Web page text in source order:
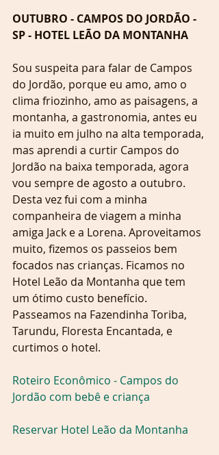
OUTUBRO - CAMPOS DO JORDÃO -
SP - HOTEL LEÃO DA MONTANHA
Sou suspeita para falar de Campos
do Jordão, porque eu amo, amo o
clima friozinho, amo as paisagens, a
montanha, a gastronomia, antes eu
ia muito em julho na alta temporada,
mas aprendi a curtir Campos do
Jordão na baixa temporada, agora
vou sempre de agosto a outubro.
Desta vez fui com a minha
companheira de viagem a minha
amiga Jack e a Lorena. Aproveitamos
muito, fizemos os passeios bem
focados nas crianças. Ficamos no
Hotel Leão da Montanha que tem
um ótimo custo benefício.
Passeamos na Fazendinha Toriba,
Tarundu, Floresta Encantada, e
curtimos o hotel.
Roteiro Econômico - Campos do
Jordão com bebê e criança
Reservar Hotel Leão da Montanha